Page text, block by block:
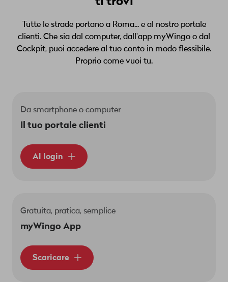
Il codice si trovasotto la tabella dei prodotti.
Tieni presente che passando a un nuovo
abbonamento, perderai tutti i vantaggi della
promozione in corso. Puoi continuare a utilizzare
Tutte le strade portano a Roma... e al nostro portale
clienti. Che sia dal computer, dall'app myWingo o dal
Cockpit, puoi accedere al tuo conto in modo flessibile.
Proprio come vuoi tu.
Da smartphone o computer
Il tuo portale clienti
Al login
Gratuita, pratica, semplice
myWingo App
Scaricare